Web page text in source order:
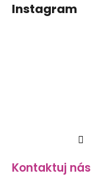
Instagram
Kontaktuj nás